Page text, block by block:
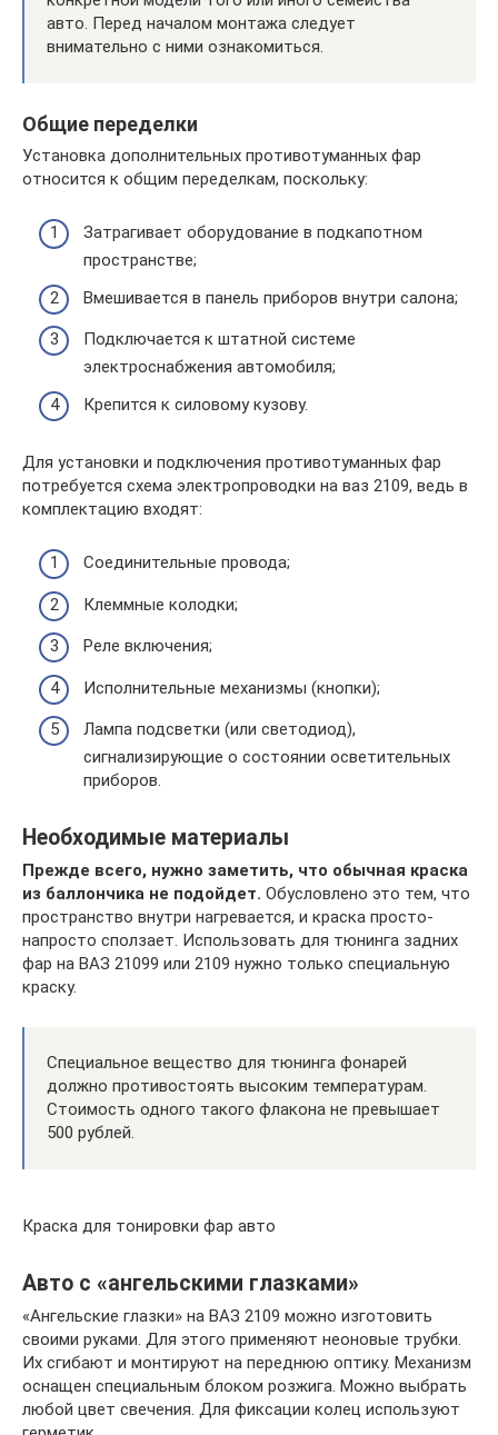
авто. Перед началом монтажа следует
внимательно с ними ознакомиться.
Общие переделки
Установка дополнительных противотуманных фар
относится к общим переделкам, поскольку:
Затрагивает оборудование в подкапотном
пространстве;
Вмешивается в панель приборов внутри салона;
Подключается к штатной системе
электроснабжения автомобиля;
Крепится к силовому кузову.
Для установки и подключения противотуманных фар
потребуется схема электропроводки на ваз 2109, ведь в
комплектацию входят:
Соединительные провода;
Клеммные колодки;
Реле включения;
Исполнительные механизмы (кнопки);
Лампа подсветки (или светодиод),
сигнализирующие о состоянии осветительных
приборов.
Необходимые материалы
Прежде всего, нужно заметить, что обычная краска
из баллончика не подойдет. Обусловлено это тем, что
пространство внутри нагревается, и краска просто-
напросто сползает. Использовать для тюнинга задних
фар на ВАЗ 21099 или 2109 нужно только специальную
краску.
Специальное вещество для тюнинга фонарей
должно противостоять высоким температурам.
Стоимость одного такого флакона не превышает
500 рублей.
Краска для тонировки фар авто
Авто с «ангельскими глазками»
«Ангельские глазки» на ВАЗ 2109 можно изготовить
своими руками. Для этого применяют неоновые трубки.
Их сгибают и монтируют на переднюю оптику. Механизм
оснащен специальным блоком розжига. Можно выбрать
любой цвет свечения. Для фиксации колец используют